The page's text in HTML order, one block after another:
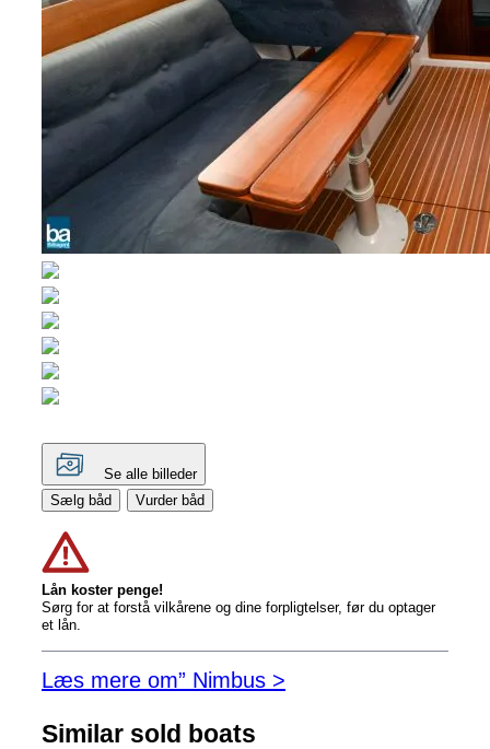
Se alle billeder
Sælg båd
Vurder båd
Lån koster penge!
Sørg for at forstå vilkårene og dine forpligtelser, før du optager
et lån.
Læs mere om” Nimbus >
Similar sold boats